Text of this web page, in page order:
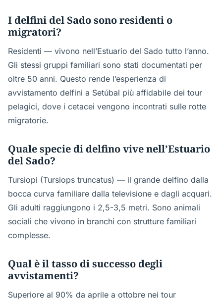
I delfini del Sado sono residenti o
migratori?
Residenti — vivono nell’Estuario del Sado tutto l’anno.
Gli stessi gruppi familiari sono stati documentati per
oltre 50 anni. Questo rende l’esperienza di
avvistamento delfini a Setúbal più affidabile dei tour
pelagici, dove i cetacei vengono incontrati sulle rotte
migratorie.
Quale specie di delfino vive nell’Estuario
del Sado?
Tursiopi (Tursiops truncatus) — il grande delfino dalla
bocca curva familiare dalla televisione e dagli acquari.
Gli adulti raggiungono i 2,5-3,5 metri. Sono animali
sociali che vivono in branchi con strutture familiari
complesse.
Qual è il tasso di successo degli
avvistamenti?
Superiore al 90% da aprile a ottobre nei tour